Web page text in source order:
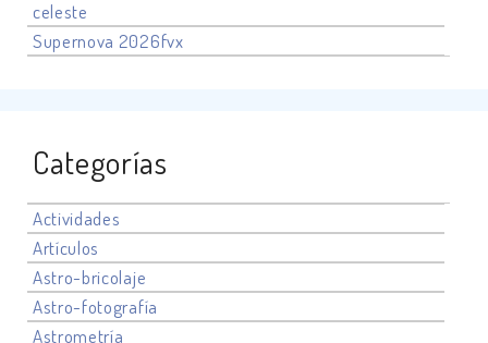
celeste
Supernova 2026fvx
Categorías
Actividades
Artículos
Astro-bricolaje
Astro-fotografía
Astrometría